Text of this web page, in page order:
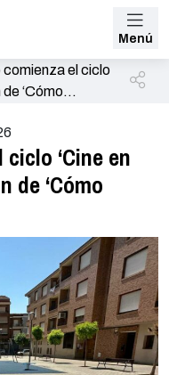
Menú
comienza el ciclo
‘Cómo
‘Cine en
de ‘Cómo